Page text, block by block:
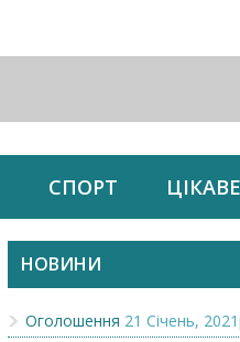
СПОРТ ЦІКАВЕ
НОВИНИ
Оголошення 21 Січень,